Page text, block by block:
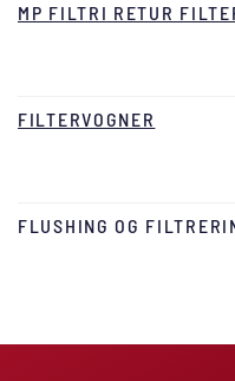
MP FILTRI RETUR
FILTERVOGNER
FLUSHING OG